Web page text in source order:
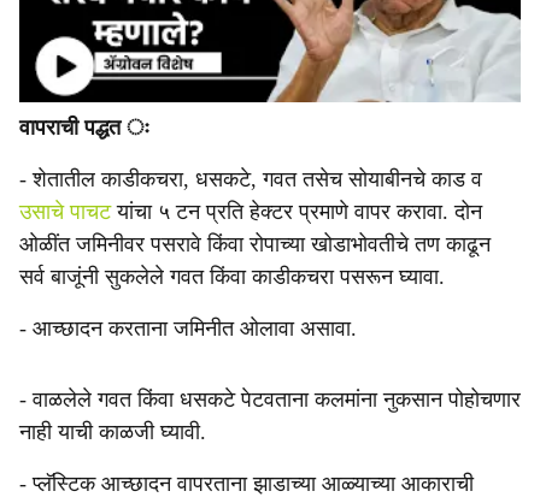
वापराची पद्धत ः
- शेतातील काडीकचरा, धसकटे, गवत तसेच सोयाबीनचे काड व
उसाचे पाचटयांचा ५ टन प्रति हेक्टर प्रमाणे वापर करावा. दोन
ओळींत जमिनीवर पसरावे किंवा रोपाच्या खोडाभोवतीचे तण काढून
सर्व बाजूंनी सुकलेले गवत किंवा काडीकचरा पसरून घ्यावा.
- आच्छादन करताना जमिनीत ओलावा असावा.
- वाळलेले गवत किंवा धसकटे पेटवताना कलमांना नुकसान पोहोचणार
नाही याची काळजी घ्यावी.
- प्लॅस्टिक आच्छादन वापरताना झाडाच्या आळ्याच्या आकाराची